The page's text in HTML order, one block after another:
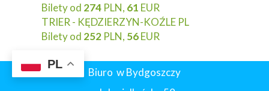
PL
Bilety od 274 PLN, 61 EUR
TRIER - KĘDZIERZYN-KOŹLE PL
Bilety od 252 PLN, 56EUR
Biuro w Bydgoszczy